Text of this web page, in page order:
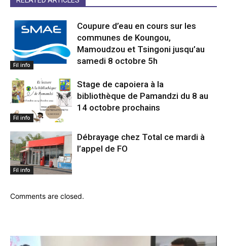
Fil info
Coupure d’eau en cours sur les
communes de Koungou,
Mamoudzou et Tsingoni jusqu’au
samedi 8 octobre 5h
Fil info
Stage de capoiera à la
bibliothèque de Pamandzi du 8 au
14 octobre prochains
Fil info
Débrayage chez Total ce mardi à
l’appel de FO
Comments are closed.